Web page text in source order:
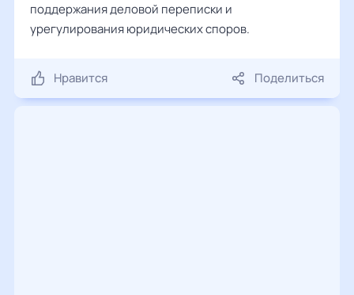
поддержания деловой переписки и
урегулирования юридических споров.
Нравится Поделиться